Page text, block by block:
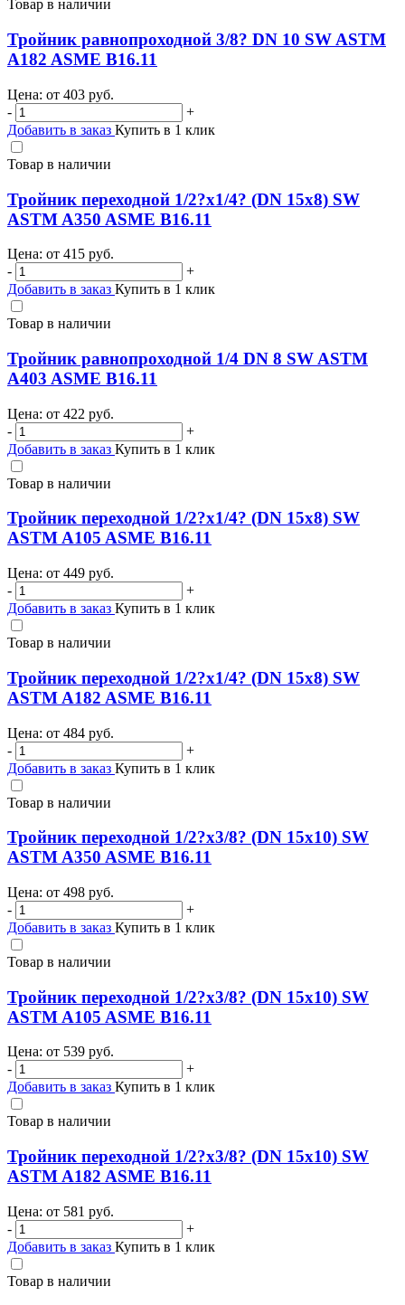
Товар в наличии
Тройник равнопроходной 3/8? DN 10 SW ASTM
A182 ASME B16.11
Цена: от 403 руб.
-
+
Добавить в заказ Купить в 1 клик
Товар в наличии
Тройник переходной 1/2?х1/4? (DN 15х8) SW
ASTM A350 ASME B16.11
Цена: от 415 руб.
-
+
Добавить в заказ Купить в 1 клик
Товар в наличии
Тройник равнопроходной 1/4 DN 8 SW ASTM
A403 ASME B16.11
Цена: от 422 руб.
-
+
Добавить в заказ Купить в 1 клик
Товар в наличии
Тройник переходной 1/2?х1/4? (DN 15х8) SW
ASTM A105 ASME B16.11
Цена: от 449 руб.
-
+
Добавить в заказ Купить в 1 клик
Товар в наличии
Тройник переходной 1/2?х1/4? (DN 15х8) SW
ASTM A182 ASME B16.11
Цена: от 484 руб.
-
+
Добавить в заказ Купить в 1 клик
Товар в наличии
Тройник переходной 1/2?х3/8? (DN 15х10) SW
ASTM A350 ASME B16.11
Цена: от 498 руб.
-
+
Добавить в заказ Купить в 1 клик
Товар в наличии
Тройник переходной 1/2?х3/8? (DN 15х10) SW
ASTM A105 ASME B16.11
Цена: от 539 руб.
-
+
Добавить в заказ Купить в 1 клик
Товар в наличии
Тройник переходной 1/2?х3/8? (DN 15х10) SW
ASTM A182 ASME B16.11
Цена: от 581 руб.
-
+
Добавить в заказ Купить в 1 клик
Товар в наличии